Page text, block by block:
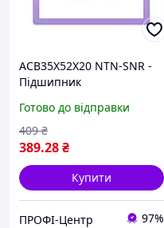
ACB35X52X20 NTN-SNR -
Підшипник
Готово до відправки
389.28₴
409 ₴
Купити
ПРОФІ-Центр 97%